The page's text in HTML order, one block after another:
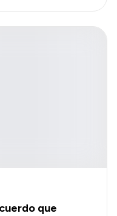
que